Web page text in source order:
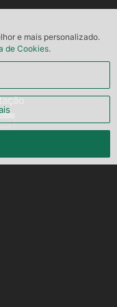
e mais personalizado.
de Cookies.